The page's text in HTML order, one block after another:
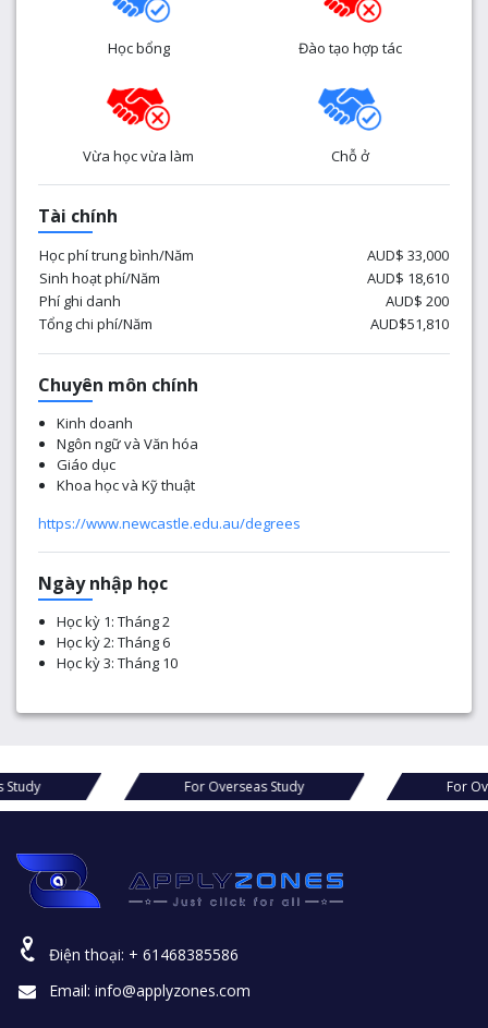
Học bổng Đào tạo hợp tác
Vừa học vừa làm Chỗ ở
Tài chính
Học phí trung bình/Năm
AUD$ 33,000
Sinh hoạt phí/Năm
AUD$ 18,610
Phí ghi danh
AUD$ 200
Tổng chi phí/Năm
AUD$51,810
Chuyên môn chính
Kinh doanh
Ngôn ngữ và Văn hóa
Giáo dục
Khoa học và Kỹ thuật
https://www.newcastle.edu.au/degrees
Ngày nhập học
Học kỳ 1: Tháng 2
Học kỳ 2: Tháng 6
Học kỳ 3: Tháng 10
Study For Overseas Study
Điện thoại: + 61468385586
Email: info@applyzones.com